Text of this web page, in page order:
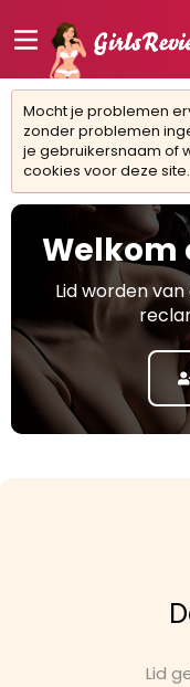
Mocht je problemen
zonder problemen
je gebruikersnaam of
cookies voor deze site.
Welkom
Lid worden
Lid